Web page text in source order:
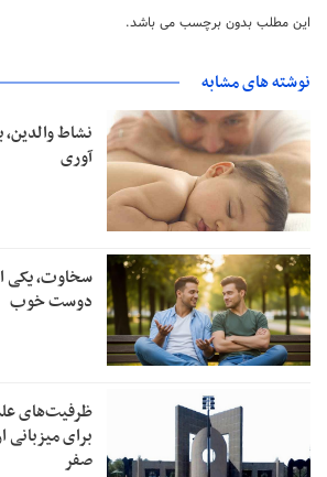
این مطلب بدون برچسب می باشد.
نوشته های مشابه
نشاط والدین،
آوری
سخاوت، یکی
دوست خوب
ظرفیت‌های
برای میزبانی
صفر